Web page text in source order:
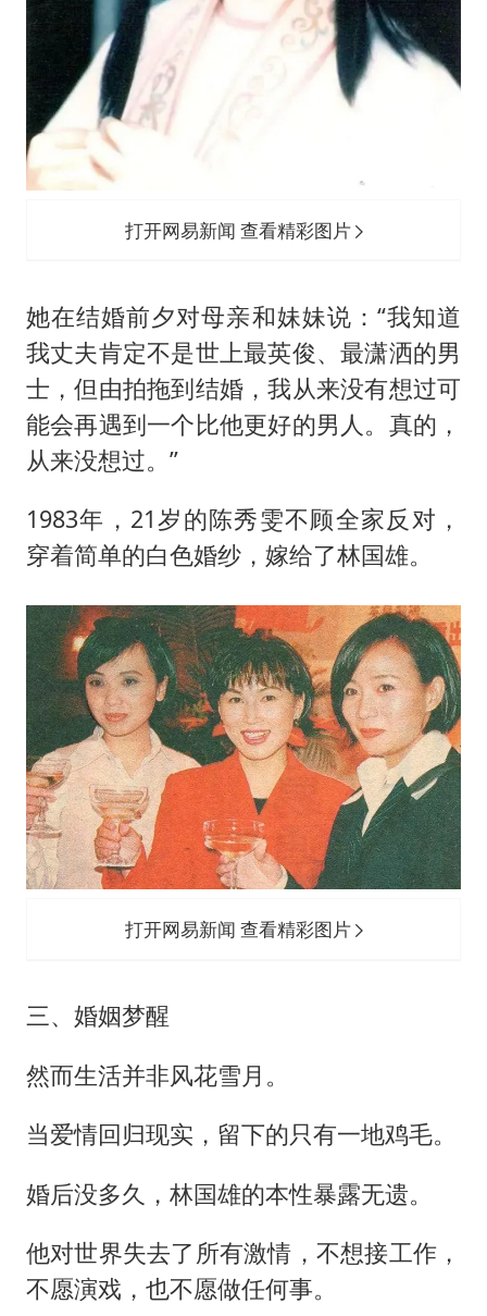
打开网易新闻 查看精彩图片
她在结婚前夕对母亲和妹妹说：“我知道
我丈夫肯定不是世上最英俊、最潇洒的男
士，但由拍拖到结婚，我从来没有想过可
能会再遇到一个比他更好的男人。真的，
从来没想过。”
1983年，21岁的陈秀雯不顾全家反对，
穿着简单的白色婚纱，嫁给了林国雄。
打开网易新闻 查看精彩图片
三、婚姻梦醒
然而生活并非风花雪月。
当爱情回归现实，留下的只有一地鸡毛。
婚后没多久，林国雄的本性暴露无遗。
他对世界失去了所有激情，不想接工作，
不愿演戏，也不愿做任何事。